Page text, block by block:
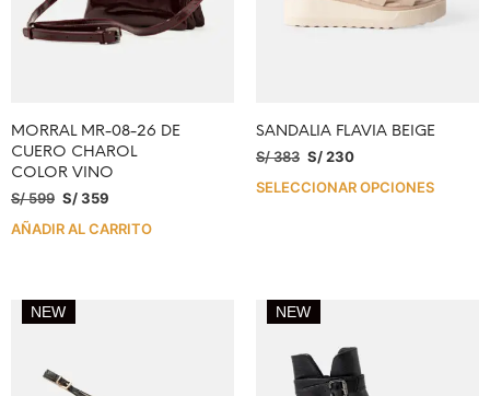
MORRAL MR-08-26 DE
CUERO CHAROL
COLOR VINO
S/599 S/359
AÑADIR AL CARRITO
SANDALIA FLAVIA BEIGE
S/383 S/230
SELECCIONAR OPCIONES
NEW NEW